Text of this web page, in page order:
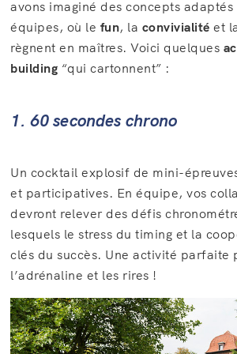
avons imaginé des concepts adaptés
équipes, où le fun, la convivialité et
règnent en maîtres. Voici quelques
building “qui cartonnent” :
1. 60 secondes chrono
Un cocktail explosif de mini-
et participatives. En équipe, vos
devront relever des défis
lesquels le stress du timing et la
clés du succès. Une activité parfaite
l’adrénaline et les rires !